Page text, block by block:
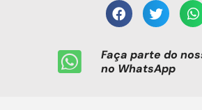
Faça parte do
no WhatsApp